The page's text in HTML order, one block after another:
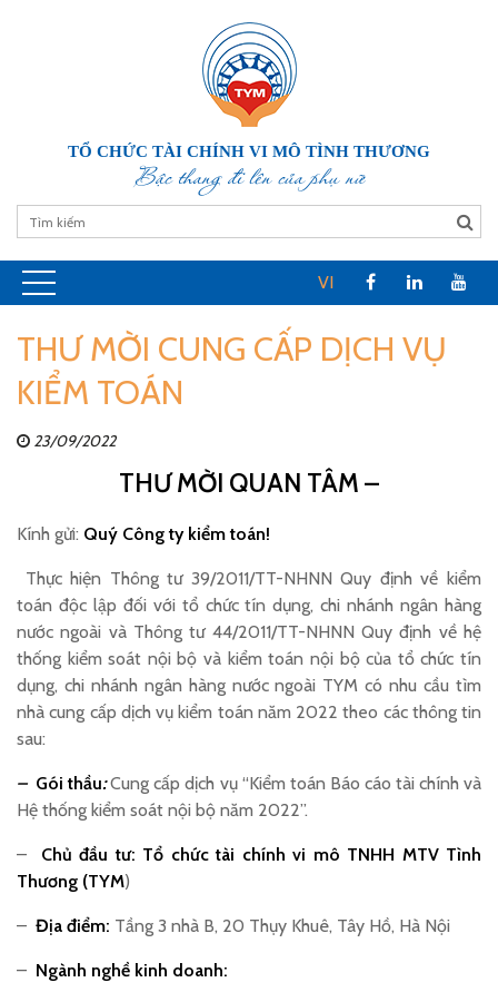
TỔ CHỨC TÀI CHÍNH VI MÔ TÌNH THƯƠNG
Bậc thang đi lên của phụ nữ
VI
THƯ MỜI CUNG CẤP DỊCH VỤ
KIỂM TOÁN
23/09/2022
THƯ MỜI QUAN TÂM –
Kính gửi: Quý Công ty kiểm toán!
Thực hiện Thông tư 39/2011/TT-NHNN Quy định về kiểm
toán độc lập đối với tổ chức tín dụng, chi nhánh ngân hàng
nước ngoài và Thông tư 44/2011/TT-NHNN Quy định về hệ
thống kiểm soát nội bộ và kiểm toán nội bộ của tổ chức tín
dụng, chi nhánh ngân hàng nước ngoài TYM có nhu cầu tìm
nhà cung cấp dịch vụ kiểm toán năm 2022 theo các thông tin
sau:
– Gói thầu:Cung cấp dịch vụ “Kiểm toán Báo cáo tài chính và
Hệ thống kiểm soát nội bộ năm 2022”.
– Chủ đầu tư: Tổ chức tài chính vi mô TNHH MTV Tình
Thương (TYM)
– Địa điểm: Tầng 3 nhà B, 20 Thụy Khuê, Tây Hồ, Hà Nội
– Ngành nghề kinh doanh: